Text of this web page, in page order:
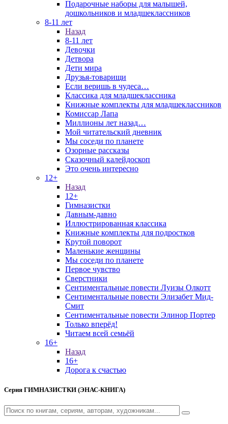
Подарочные наборы для малышей,
дошкольников и младшеклассников
8-11 лет
Назад
8-11 лет
Девочки
Детвора
Дети мира
Друзья-товарищи
Если веришь в чудеса…
Классика для младшеклассника
Книжные комплекты для младшеклассников
Комиссар Лапа
Миллионы лет назад…
Мой читательский дневник
Мы соседи по планете
Озорные рассказы
Сказочный калейдоскоп
Это очень интересно
12+
Назад
12+
Гимназистки
Давным-давно
Иллюстрированная классика
Книжные комплекты для подростков
Крутой поворот
Маленькие женщины
Мы соседи по планете
Первое чувство
Сверстники
Сентиментальные повести Луизы Олкотт
Сентиментальные повести Элизабет Мид-
Смит
Сентиментальные повести Элинор Портер
Только вперёд!
Читаем всей семьёй
16+
Назад
16+
Дорога к счастью
Серия ГИМНАЗИСТКИ (ЭНАС-КНИГА)